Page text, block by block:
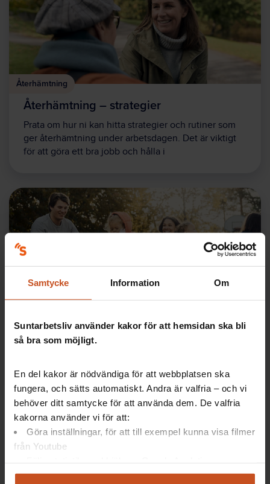
Samtycke Information Om
Suntarbetsliv använder kakor för att hemsidan ska bli
så bra som möjligt.
En del kakor är nödvändiga för att webbplatsen ska
fungera, och sätts automatiskt. Andra är valfria – och vi
behöver ditt samtycke för att använda dem. De valfria
kakorna använder vi för att:
Göra inställningar, för att till exempel kunna visa filmer
från Youtube
Analysera trafik för att kunna visa riktad information
Återhämtning
Återhämtning – strategier
Prata om hur ni kan hitta strategier och rutiner som
ger återhämtning under arbetsdagen. Det är viktigt
för att göra ett bra jobb och hålla i
Återhämtning i praktiken
Forskare har kommit fram till att återhämtning under
Få inspiration om hur ni kan göra i